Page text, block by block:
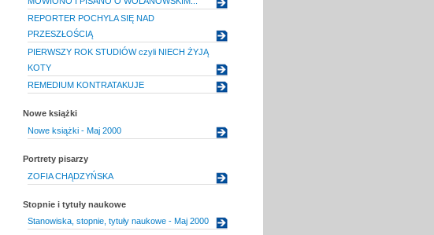
REPORTER POCHYLA SIĘ NAD
PRZESZŁOŚCIĄ
PIERWSZY ROK STUDIÓW czyli NIECH ŻYJĄ
KOTY
REMEDIUM KONTRATAKUJE
Nowe książki
Nowe książki - Maj 2000
Portrety pisarzy
ZOFIA CHĄDZYŃSKA
Stopnie i tytuły naukowe
Stanowiska, stopnie, tytuły naukowe - Maj 2000